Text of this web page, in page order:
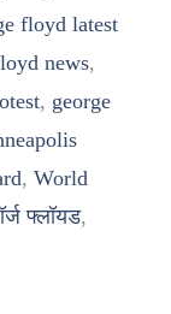
floyd latest
news,
, george
, World
फ्लॉयड,